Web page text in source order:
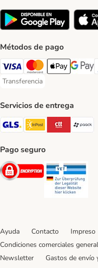
Métodos de pago
Visa Payment Method
Mastercard Payment
Apple PayGoogle
Transferencia
Transferencia Payment Method
Servicios de entrega
GLS Shipping Method
InPost Shipping
Pago seguro
Security
Ayuda Contacto Impreso
Condiciones comerciales
Newsletter
Gastos de envío